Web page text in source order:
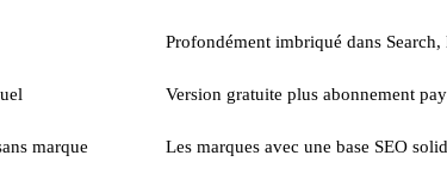
Profondément imbriqué dans
Version gratuite plus abonnement
marque Les marques avec une base SEO